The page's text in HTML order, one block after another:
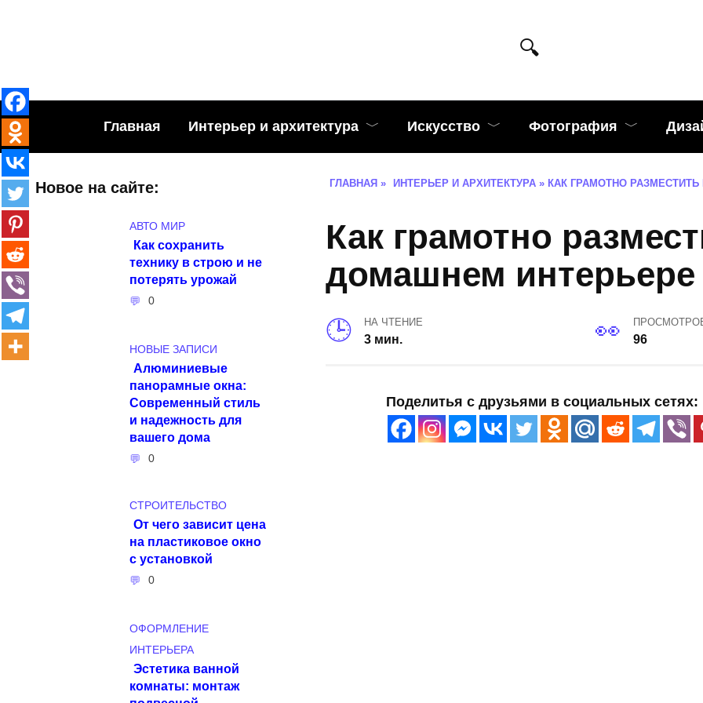
Главная Интерьер и архитектура Искусство Фотография
ГЛАВНАЯ » ИНТЕРЬЕР И АРХИТЕКТУРА » КАК ГРАМОТНО
Как грамотно
домашнем интерьере
НА ЧТЕНИЕ
3 мин. 96
Поделитья с друзьями в социальных сетях:
Новое на сайте:
АВТО МИР
Как сохранить
технику в строю и не
потерять урожай
0
НОВЫЕ ЗАПИСИ
Алюминиевые
панорамные окна:
Современный стиль
и надежность для
вашего дома
0
СТРОИТЕЛЬСТВО
От чего зависит цена
на пластиковое окно
с установкой
0
ОФОРМЛЕНИЕ
ИНТЕРЬЕРА
Эстетика ванной
комнаты: монтаж